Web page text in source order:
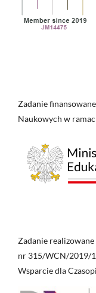
Zadanie
Naukowych w
Zadanie
nr 315/WCN/2019/1
Wsparcie dla